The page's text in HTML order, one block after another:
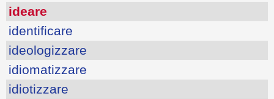
ideare
identificare
ideologizzare
idiomatizzare
idiotizzare